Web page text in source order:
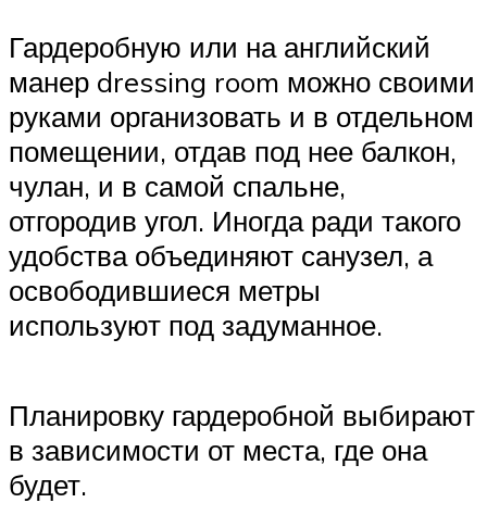
Гардеробную или на английский
манер dressing room можно своими
руками организовать и в отдельном
помещении, отдав под нее балкон,
чулан, и в самой спальне,
отгородив угол. Иногда ради такого
удобства объединяют санузел, а
освободившиеся метры
используют под задуманное.
Планировку гардеробной выбирают
в зависимости от места, где она
будет.